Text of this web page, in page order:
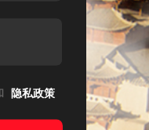
隐私政策